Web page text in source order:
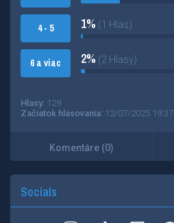
4 - 5
6 a viac
1% (1 Hlas)
2% (2 Hlasy)
Hlasy: 129
Začiatok hlasovania: 12/07/2025 19:37
Komentáre (0)
Socials